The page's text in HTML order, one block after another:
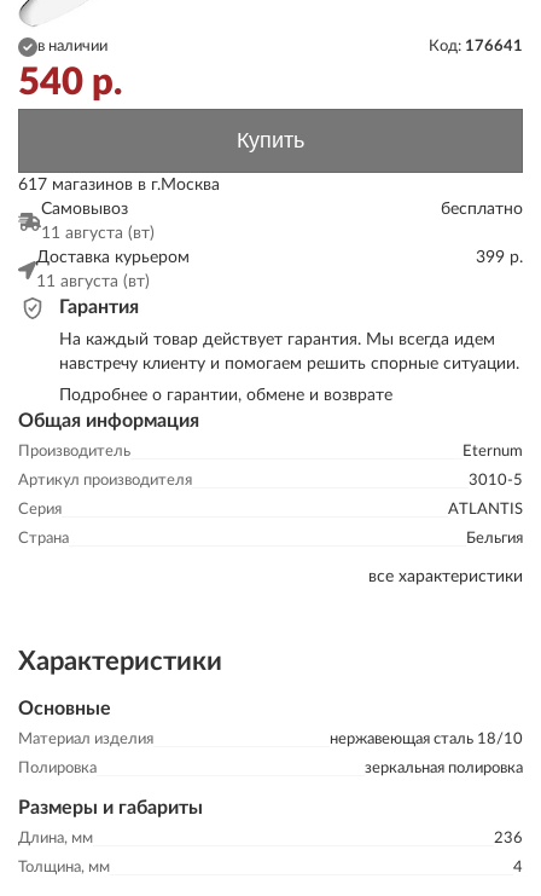
Общая информация
Производитель
Eternum
Артикул производителя
3010-5
Серия
ATLANTIS
Страна
Бельгия
все характеристики
в наличии Код: 176641
540 р.
Купить
617 магазинов в г.Москва
Самовывоз
11 августа (вт)
бесплатно
Доставка курьером
11 августа (вт)
399 р.
Гарантия
На каждый товар действует гарантия. Мы всегда идем
навстречу клиенту и помогаем решить спорные ситуации.
Подробнее о гарантии, обмене и возврате
Характеристики
Основные
Материал изделия
нержавеющая сталь 18/10
Полировка
зеркальная полировка
Размеры и габариты
Длина, мм
236
Толщина, мм
4